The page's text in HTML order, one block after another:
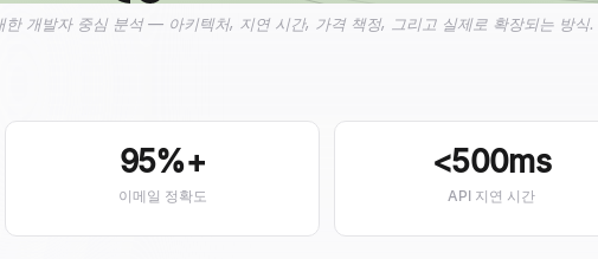
개발자 중심 분석 — 아키텍처, 지연 시간, 가격 책정, 그리고 실제로 확장되는 방식.
95%+
이메일 정확도
<500ms
API 지연 시간